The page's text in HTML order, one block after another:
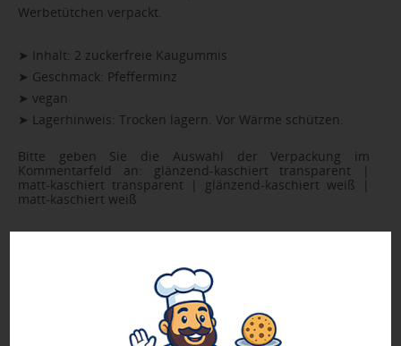
Werbetütchen verpackt.
➤ Inhalt: 2 zuckerfreie Kaugummis
➤ Geschmack: Pfefferminz
➤ vegan
➤ Lagerhinweis: Trocken lagern. Vor Wärme schützen.
Bitte geben Sie die Auswahl der Verpackung im
Kommentarfeld an: glänzend-kaschiert transparent |
matt-kaschiert transparent | glänzend-kaschiert weiß |
matt-kaschiert weiß
Nur Produkte, die unserenQualitätscheck
schaffen es in den Shop.Mehr erfahren